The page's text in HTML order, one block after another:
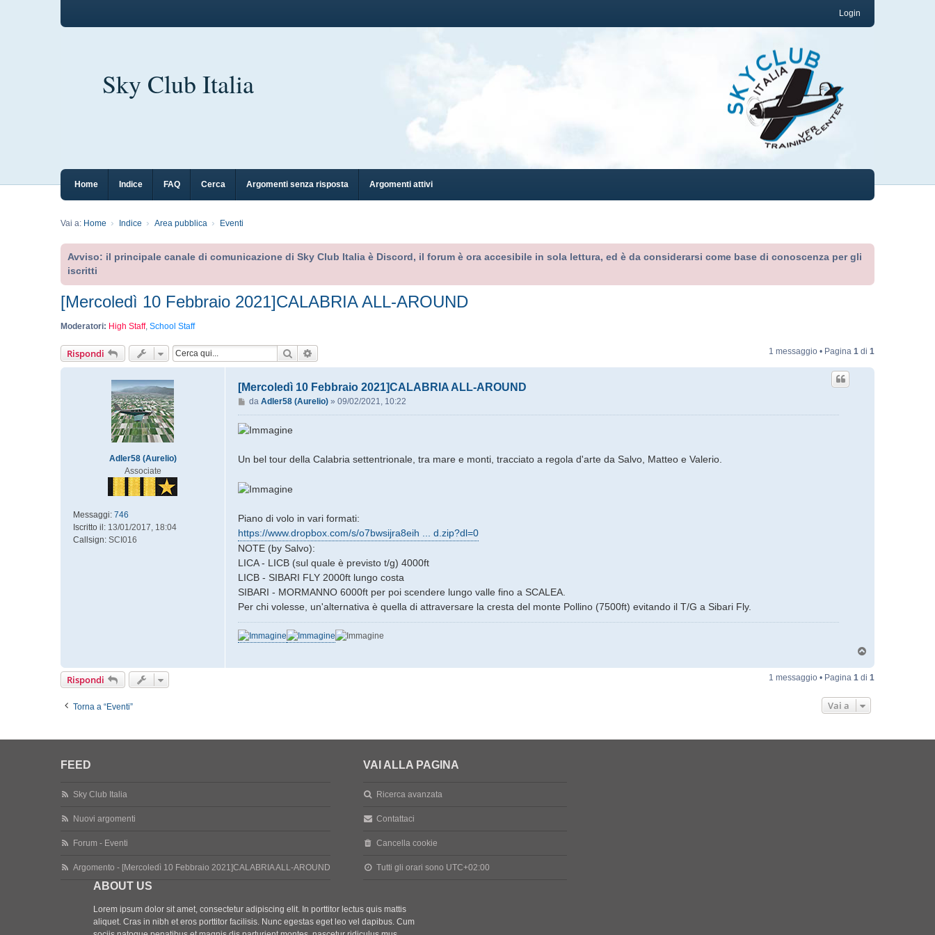
Login
Sky Club Italia
Home Indice FAQ Cerca Argomenti senza risposta Argomenti attivi
Vai a: Home Indice Area pubblica Eventi
Avviso: il principale canale di comunicazione di Sky Club Italia è Discord, il forum è ora accesibile in sola lettura, ed è da considerarsi come base di conoscenza per gli
iscritti
[Mercoledì 10 Febbraio 2021]CALABRIA ALL-AROUND
Moderatori: High Staff, School Staff
Rispondi Cerca 1 messaggio • Pagina 1 di 1
Adler58 (Aurelio)
Associate
Messaggi: 746
Iscritto il: 13/01/2017, 18:04
Callsign: SCI016
[Mercoledì 10 Febbraio 2021]CALABRIA ALL-AROUND
M
e
s
g
i
da Adler58 (Aurelio)» 09/02/2021, 10:22
Un bel tour della Calabria settentrionale, tra mare e monti, tracciato a regola d'arte da Salvo, Matteo e Valerio.
Piano di volo in vari formati:
https://www.dropbox.com/s/o7bwsijra8eih ... d.zip?dl=0
NOTE (by Salvo):
LICA - LICB (sul quale è previsto t/g) 4000ft
LICB - SIBARI FLY 2000ft lungo costa
SIBARI - MORMANNO 6000ft per poi scendere lungo valle fino a SCALEA.
Per chi volesse, un'alternativa è quella di attraversare la cresta del monte Pollino (7500ft) evitando il T/G a Sibari Fly.
p
Rispondi 1 messaggio • Pagina 1 di 1
Torna a “Eventi” Vai a
FEED
Sky Club Italia
Nuovi argomenti
Forum - Eventi
Argomento - [Mercoledì 10 Febbraio 2021]CALABRIA ALL-AROUND
VAI ALLA PAGINA
Ricerca avanzata
Contattaci
Cancella cookie
Tutti gli orari sono UTC+02:00
ABOUT US
Lorem ipsum dolor sit amet, consectetur adipiscing elit. In porttitor lectus quis mattis
aliquet. Cras in nibh et eros porttitor facilisis. Nunc egestas eget leo vel dapibus. Cum